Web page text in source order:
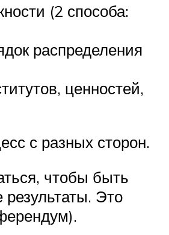
(2 способа:
распределения
ценностей,
с разных сторон.
чтобы быть
Это